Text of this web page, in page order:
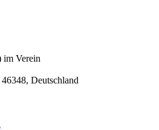
im Verein
Deutschland